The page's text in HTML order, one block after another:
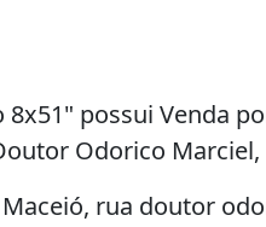
possui Venda
Odorico Marciel,
rua doutor